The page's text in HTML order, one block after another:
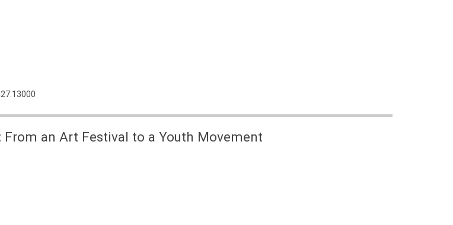
From an Art Festival to a Youth Movement